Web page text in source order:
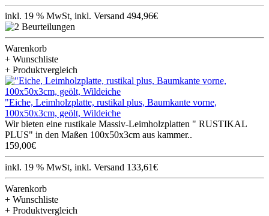
inkl. 19 % MwSt, inkl. Versand 494,96€
Warenkorb
+ Wunschliste
+ Produktvergleich
"Eiche, Leimholzplatte, rustikal plus, Baumkante vorne,
100x50x3cm, geölt, Wildeiche
Wir bieten eine rustikale Massiv-Leimholzplatten " RUSTIKAL
PLUS" in den Maßen 100x50x3cm aus kammer..
159,00€
inkl. 19 % MwSt, inkl. Versand 133,61€
Warenkorb
+ Wunschliste
+ Produktvergleich